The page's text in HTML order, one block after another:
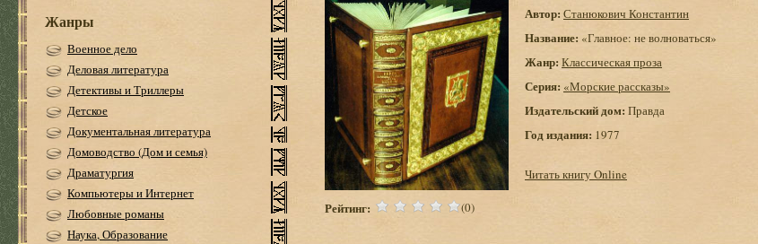
Жанры
Военное дело
Деловая литература
Детективы и Триллеры
Детское
Документальная литература
Домоводство (Дом и семья)
Драматургия
Компьютеры и Интернет
Любовные романы
Наука, Образование
Рейтинг: (0)
Автор: Станюкович Константин
Название: «Главное: не волноваться»
Жанр: Классическая проза
Серия: «Морские рассказы»
Издательский дом: Правда
Год издания: 1977
Читать книгу Online